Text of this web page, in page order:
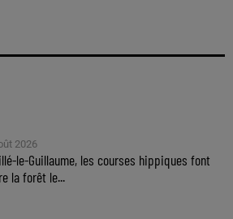
2026
le-Guillaume, les courses hippiques font
la forêt le...